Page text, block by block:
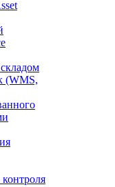
(WMS,